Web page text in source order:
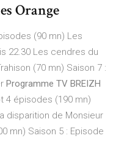
Orange
(90 mn) Les
22.30 Les cendres du
(70 mn) Saison 7 :
Programme TV BREIZH
4 épisodes (190 mn)
disparition de Monsieur
mn) Saison 5 : Episode